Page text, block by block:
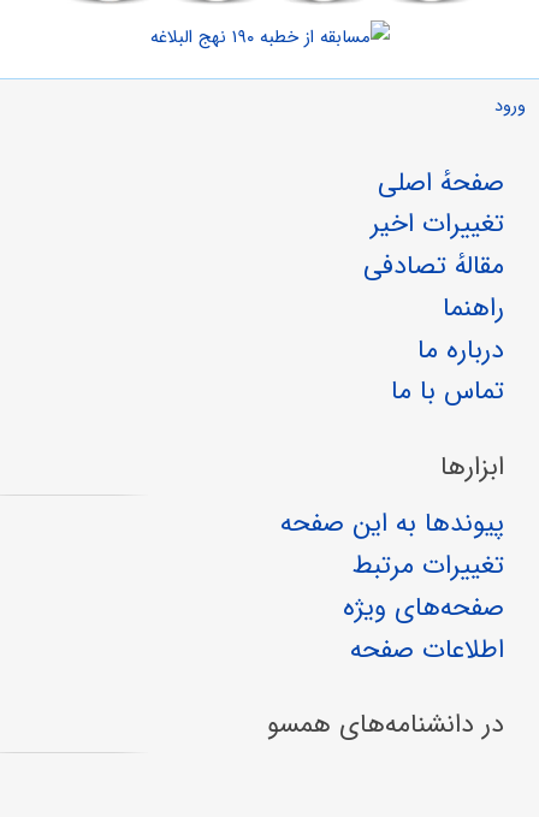
ورود
صفحهٔ اصلی
تغییرات اخیر
مقالهٔ تصادفی
راهنما
درباره ما
تماس با ما
ابزارها
پیوندها به این صفحه
تغییرات مرتبط
صفحه‌های ویژه
اطلاعات صفحه
در دانشنامه‌های همسو